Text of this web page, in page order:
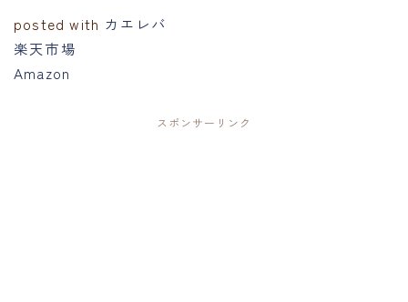
posted with カエレバ
楽天市場
Amazon
スポンサーリンク